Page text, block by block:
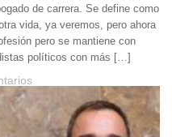
de carrera. Se define como
vida, ya veremos, pero ahora
pero se mantiene con
políticos con más […]